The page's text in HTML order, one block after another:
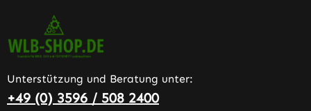
Unterstützung und Beratung unter:
+49 (0) 3596 / 508 2400